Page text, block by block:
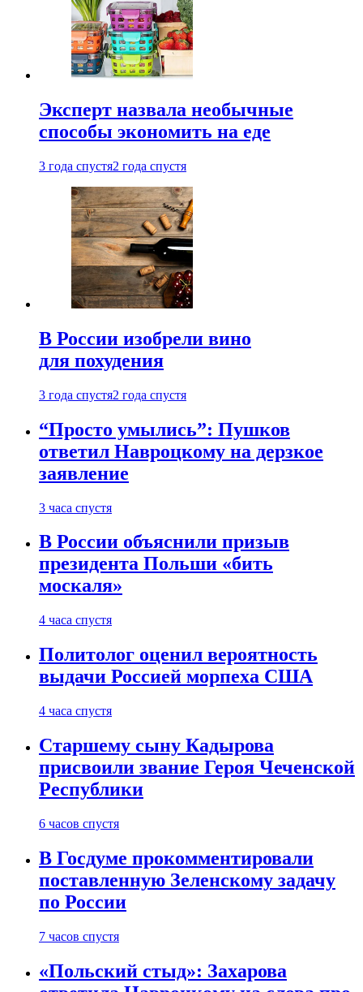
Эксперт назвала необычные
способы экономить на еде
3 года спустя2 года спустя
В России изобрели вино
для похудения
3 года спустя2 года спустя
“Просто умылись”: Пушков
ответил Навроцкому на дерзкое
заявление
3 часа спустя
В России объяснили призыв
президента Польши «бить
москаля»
4 часа спустя
Политолог оценил вероятность
выдачи Россией морпеха США
4 часа спустя
Старшему сыну Кадырова
присвоили звание Героя Чеченской
Республики
6 часов спустя
В Госдуме прокомментировали
поставленную Зеленскому задачу
по России
7 часов спустя
«Польский стыд»: Захарова